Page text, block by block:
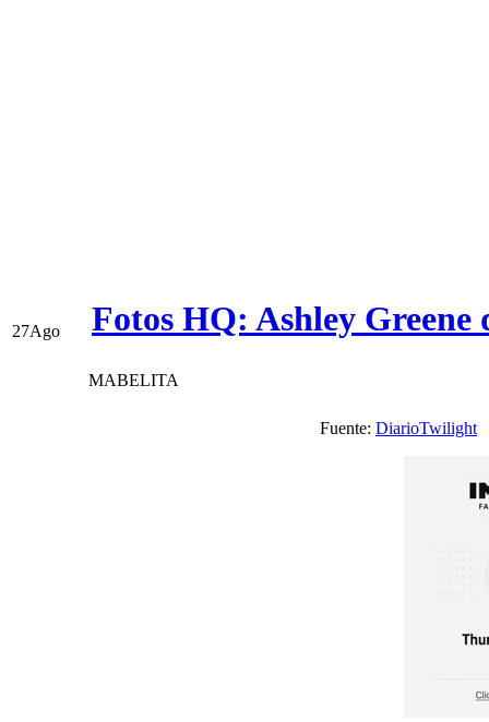
27Ago Fotos HQ: Ashley Greene
MABELITA
Fuente: DiarioTwilight